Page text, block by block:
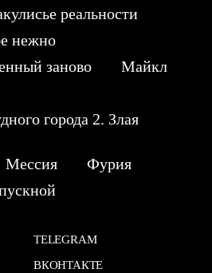
реальности
нежно
заново
Майкл
города 2. Злая
Мессия
Фурия
TELEGRAM
ВКОНТАКТЕ